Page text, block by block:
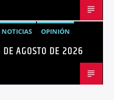
NOTICIAS OPINIÓN
AGOSTO DE 2026